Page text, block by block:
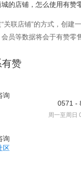
的店铺，怎么使用有赞
关联店铺”的方式，创建
员等数据将会于有赞零
赞
询
0571 -
周一至周日
询
区